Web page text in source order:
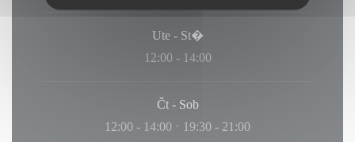
Ute- St�
12:00 - 14:00
Čt- Sob
12:00 - 14:00 • 19:30 - 21:00